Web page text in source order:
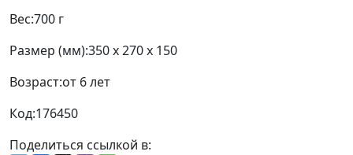
Вес:700 г
Размер (мм):350 x 270 x 150
Возраст:от 6 лет
Код:176450
Поделиться ссылкой в: